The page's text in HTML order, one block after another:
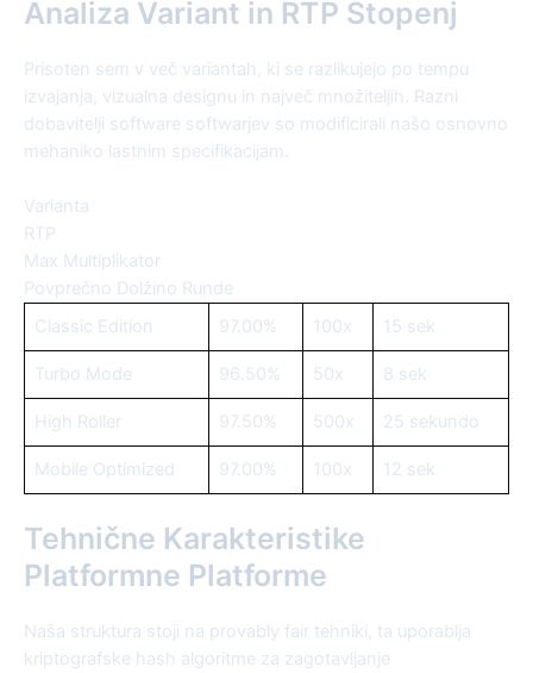
Analiza Variant in RTP Stopenj
Prisoten sem v več variantah, ki se razlikujejo po tempu
izvajanja, vizualna designu in največ množiteljih. Razni
dobavitelji software softwarjev so modificirali našo osnovno
mehaniko lastnim specifikacijam.
Varianta
RTP
Max Multiplikator
Povprečno Dolžino Runde
Classic Edition
97.00% 100x 15 sek
Turbo Mode 96.50% 50x 8 sek
High Roller 97.50% 500x 25 sekundo
Mobile Optimized 97.00% 100x 12 sek
Tehnične Karakteristike
Platformne Platforme
Naša struktura stoji na provably fair tehniki, ta uporablja
kriptografske hash algoritme za zagotavljanje